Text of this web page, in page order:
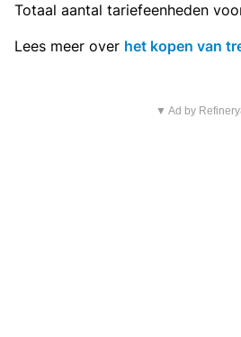
Totaal aantal tariefeenheden
Lees meer over het kopen van
▼ Ad by